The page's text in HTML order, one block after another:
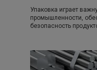
Упаковка играет
промышленности,
безопасность